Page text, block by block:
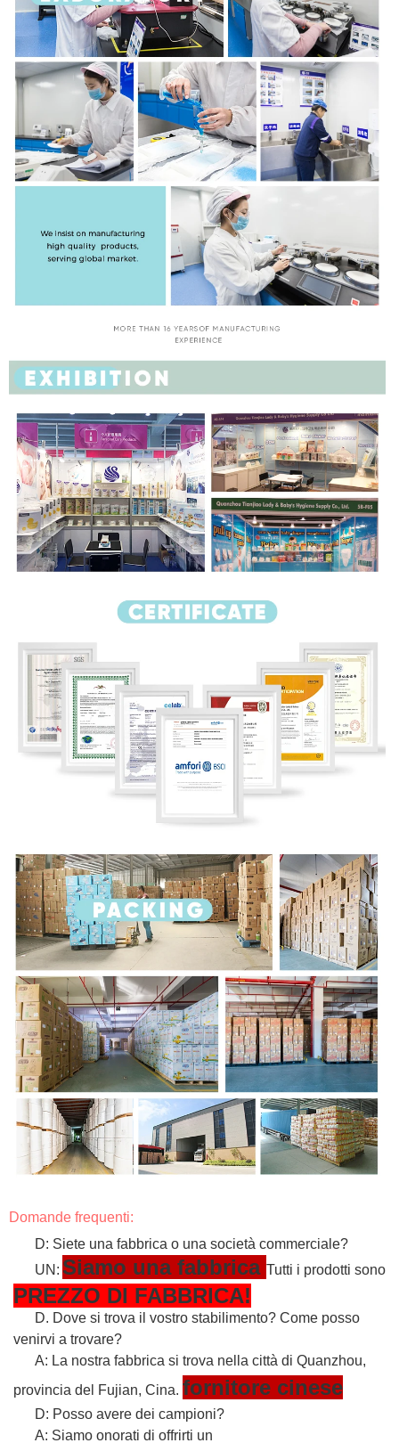
Domande frequenti:
D: Siete una fabbrica o una società commerciale?
UN: Siamo una fabbrica Tutti i prodotti sono
PREZZO DI FABBRICA!
D. Dove si trova il vostro stabilimento? Come posso
venirvi a trovare?
A: La nostra fabbrica si trova nella città di Quanzhou,
provincia del Fujian, Cina. fornitore cinese
D: Posso avere dei campioni?
A: Siamo onorati di offrirti un